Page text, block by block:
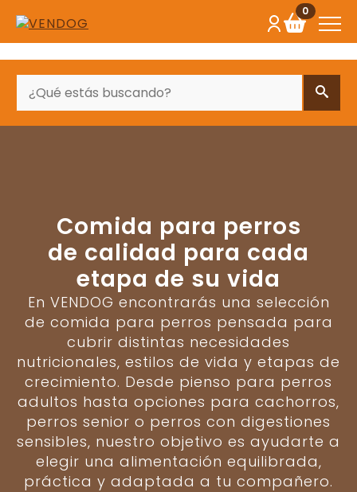
0
Comida para perros
de calidad para cada
etapa de su vida
En VENDOG encontrarás una selección
de comida para perros pensada para
cubrir distintas necesidades
nutricionales, estilos de vida y etapas de
crecimiento. Desde pienso para perros
adultos hasta opciones para cachorros,
perros senior o perros con digestiones
sensibles, nuestro objetivo es ayudarte a
elegir una alimentación equilibrada,
práctica y adaptada a tu compañero.